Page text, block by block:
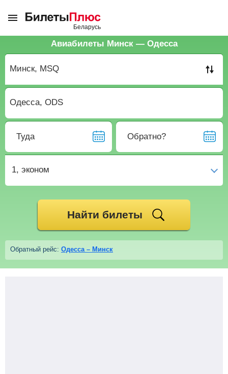
Авиабилеты Минск — Одесса
Туда Обратно?
1, эконом
Найти билеты
Обратный рейс: Одесса – Минск